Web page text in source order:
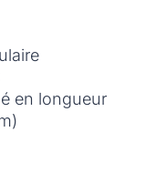
en longueur